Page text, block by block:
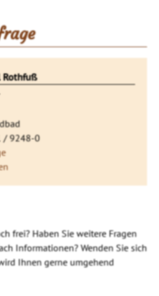
Rothfuß
/ 9248-0
frei? Haben Sie weitere Fragen
Informationen? Wenden Sie sich
Ihnen gerne umgehend